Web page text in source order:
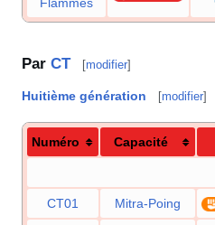
Flammes
Par CT [modifier]
Huitième génération [modifier]
Numéro Capacité
CT01 Mitra-Poing